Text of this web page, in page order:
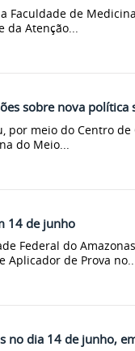
Faculdade de
da Atenção...
sobre nova
meio do Centro
do Meio...
14 de junho
Federal do
de Prova
no dia 14 de junho,